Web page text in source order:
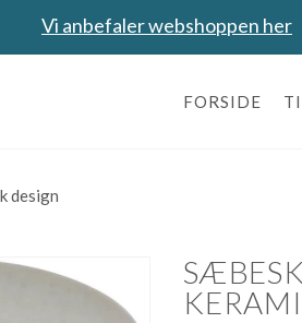
Vi anbefaler webshoppen her
FORSIDE
design